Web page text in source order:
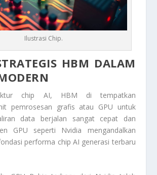
Ilustrasi Chip.
HBM DALAM
chip AI, HBM di tempatkan
pemrosesan grafis atau GPU untuk
data berjalan sangat cepat dan
GPU seperti Nvidia mengandalkan
performa chip AI generasi terbaru